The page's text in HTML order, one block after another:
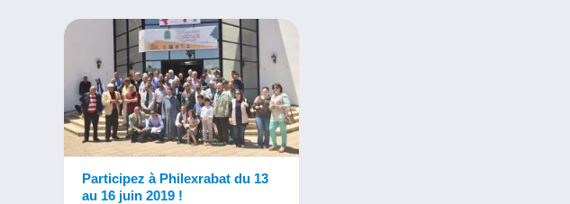
Participez à Philexrabat du 13
au 16 juin 2019 !